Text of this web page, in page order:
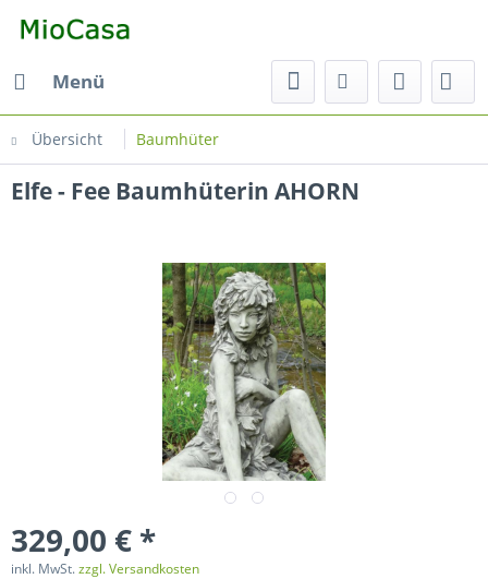
Menü
Übersicht Baumhüter
Elfe - Fee Baumhüterin AHORN
329,00 € *
inkl. MwSt.zzgl. Versandkosten